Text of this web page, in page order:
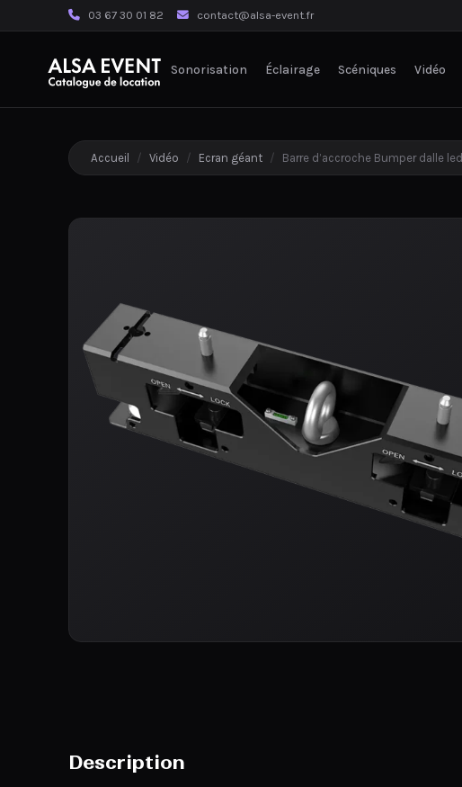
03 67 30 01 82 contact@alsa-event.fr
Sonorisation Éclairage Scéniques Vidéo
Accueil / Vidéo / Ecran géant / Barre d’accroche Bumper dalle led
Description